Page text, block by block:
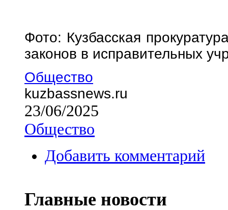
Фото: Кузбасская
законов в исправительных
Общество
kuzbassnews.ru
23/06/2025
Общество
Добавить комментарий
Главные новости